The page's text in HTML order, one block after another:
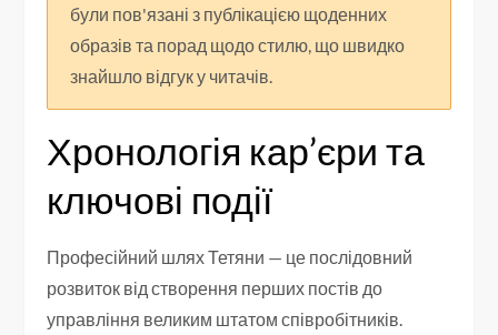
були пов'язані з публікацією щоденних
образів та порад щодо стилю, що швидко
знайшло відгук у читачів.
Хронологія кар’єри та
ключові події
Професійний шлях Тетяни — це послідовний
розвиток від створення перших постів до
управління великим штатом співробітників.